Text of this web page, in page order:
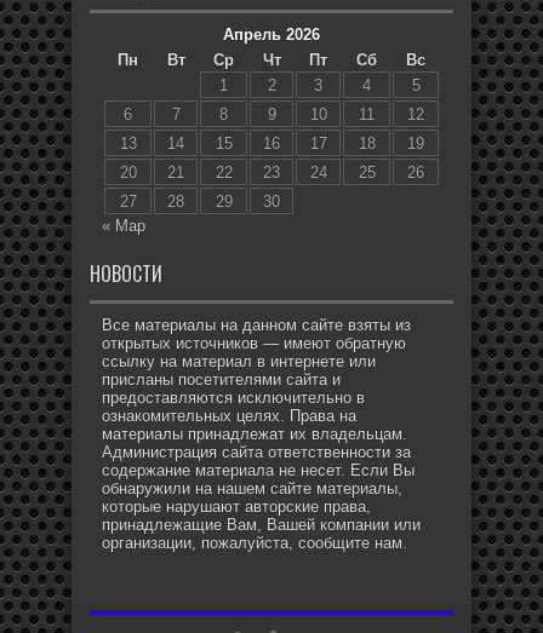
Апрель 2026
Пн
Вт Ср Чт Пт Сб
Вс
1
2 3 4
5
6
7 8 9 10 11
12
13
14 15 16 17 18
19
20
21 22 23 24 25
26
27
28 29
30
« Мар
НОВОСТИ
Все материалы на данном сайте взяты из
открытых источников — имеют обратную
ссылку на материал в интернете или
присланы посетителями сайта и
предоставляются исключительно в
ознакомительных целях. Права на
материалы принадлежат их владельцам.
Администрация сайта ответственности за
содержание материала не несет. Если Вы
обнаружили на нашем сайте материалы,
которые нарушают авторские права,
принадлежащие Вам, Вашей компании или
организации, пожалуйста, сообщите нам.